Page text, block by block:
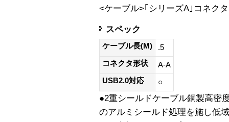
<ケーブル>｢シリーズA｣コネク
スペック
ケーブル長(M)
.5
コネクタ形状
A-A
USB2.0対応
○
●2重シールドケーブル銅製高密
のアルミシールド処理を施し低